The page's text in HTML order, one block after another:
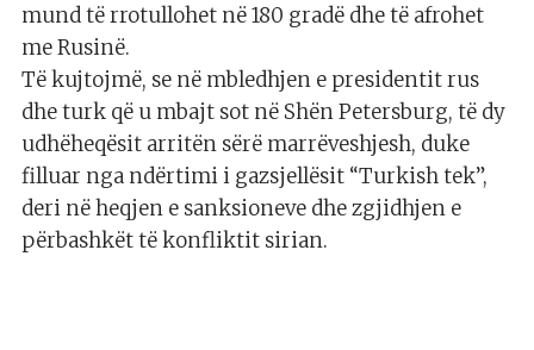
mund të rrotullohet në 180 gradë dhe të afrohet
me Rusinë.
Të kujtojmë, se në mbledhjen e presidentit rus
dhe turk që u mbajt sot në Shën Petersburg, të dy
udhëheqësit arritën sërë marrëveshjesh, duke
filluar nga ndërtimi i gazsjellësit “Turkish tek”,
deri në heqjen e sanksioneve dhe zgjidhjen e
përbashkët të konfliktit sirian.